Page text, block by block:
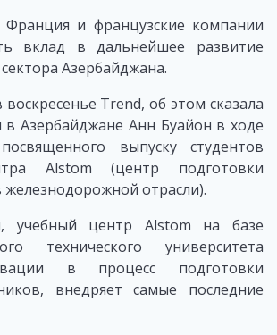
и французские компании
вклад в дальнейшее развитие
Азербайджана.
Trend, об этом сказала
Азербайджане Анн Буайон в ходе
выпуску студентов
Alstom (центр подготовки
железнодорожной отрасли).
учебный центр Alstom на базе
технического университета
в процесс подготовки
внедряет самые последние